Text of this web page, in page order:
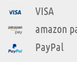
VISA
amazon
PayPal